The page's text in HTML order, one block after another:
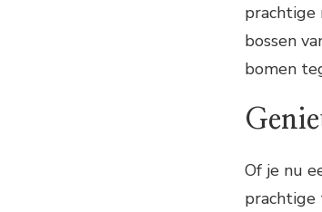
prachtige
bossen
bomen
Of je nu
prachtige